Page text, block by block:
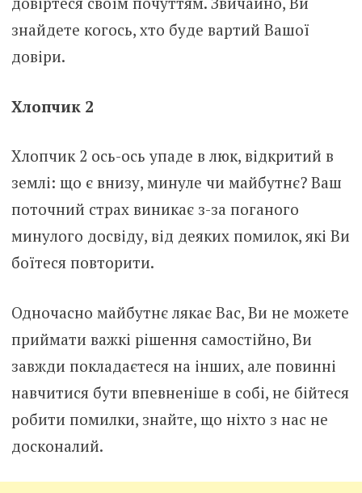
знайдете когось, хто буде вартий Вашої
довіри.
Хлопчик 2
Хлопчик 2 ось-ось упаде в люк, відкритий в
землі: що є внизу, минуле чи майбутнє? Ваш
поточний страх виникає з-за поганого
минулого досвіду, від деяких помилок, які Ви
боїтеся повторити.
Одночасно майбутнє лякає Вас, Ви не можете
приймати важкі рішення самостійно, Ви
завжди покладаєтеся на інших, але повинні
навчитися бути впевненіше в собі, не бійтеся
робити помилки, знайте, що ніхто з нас не
досконалий.